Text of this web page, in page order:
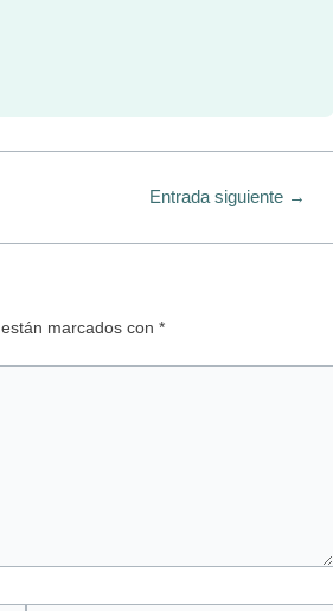
Entrada siguiente →
marcados con *